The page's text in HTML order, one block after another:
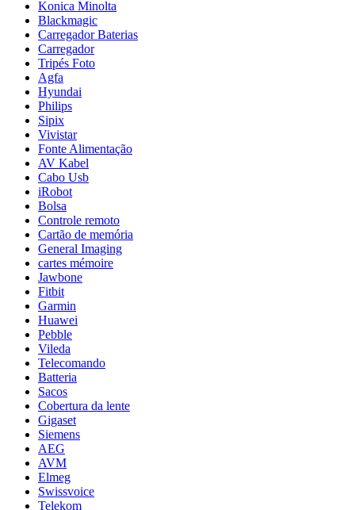
Konica Minolta
Blackmagic
Carregador Baterias
Carregador
Tripés Foto
Agfa
Hyundai
Philips
Sipix
Vivistar
Fonte Alimentação
AV Kabel
Cabo Usb
iRobot
Bolsa
Controle remoto
Cartão de memória
General Imaging
cartes mémoire
Jawbone
Fitbit
Garmin
Huawei
Pebble
Vileda
Telecomando
Batteria
Sacos
Cobertura da lente
Gigaset
Siemens
AEG
AVM
Elmeg
Swissvoice
Telekom